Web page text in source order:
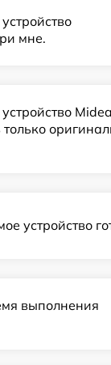
мне.
Midea
устройство
выполнения